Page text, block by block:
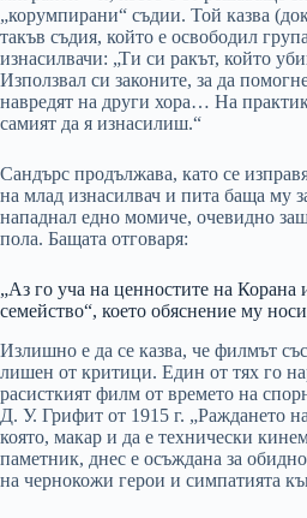
„корумпирани“ съдии. Той казва
такъв съдия, който е освободил
изнасилвачи: „Ти си ракът, който
Използвал си законите, за да
навредят на други хора… На
самият да я изнасилиш.“
Сандърс продължава, като се
на млад изнасилвач и пита баща му
нападнал едно момиче, очевидно
пола. Бащата отговаря:
„Аз го уча на ценностите на Корана
семейство“, което обяснение му
Излишно е да се казва, че филмът
лишен от критици. Един от тях го
расисткият филм от времето на
Д. У. Грифит от 1915 г. „Раждането
която, макар и да е технически
паметник, днес е осъждана за
на чернокожи герои и симпатията